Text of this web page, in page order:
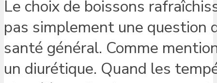
Le choix de boissons
pas simplement une question
santé général. Comme
un diurétique. Quand les